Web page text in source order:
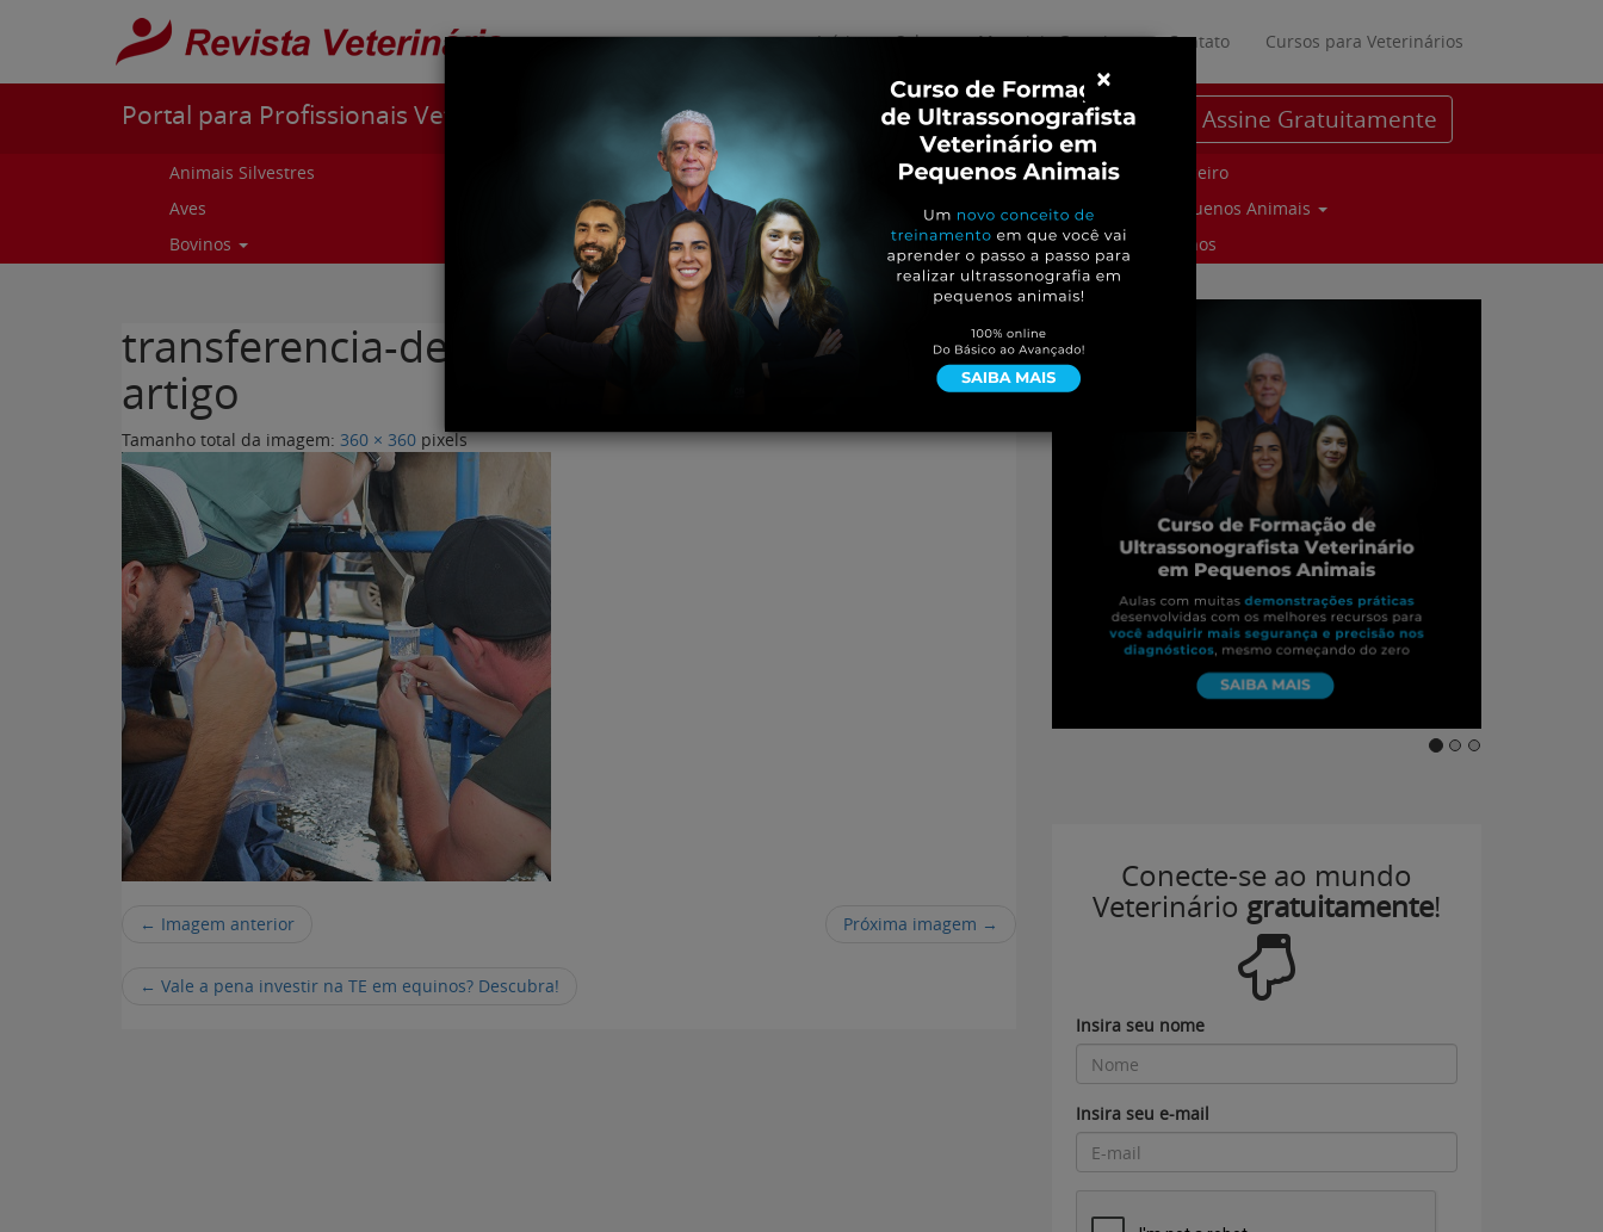
Pular para o conteúdo
Início Sobre Materiais Gratuitos Contato Cursos para Veterinários
Portal para Profissionais Veterinários Assine Gratuitamente
Animais Silvestres
Aves
Bovinos
Curiosidades
Cursos e Eventos
Entrevistas
Genética e Tecnologia
Parceiro
Pequenos Animais
Suinos
transferencia-de-embrioes-em-equinos-
artigo
Tamanho total da imagem: 360 × 360 pixels
← Imagem anterior Próxima imagem →
← Vale a pena investir na TE em equinos? Descubra!
Conecte-se ao mundo
Veterinário gratuitamente!
Insira seu nome
Insira seu e-mail
×